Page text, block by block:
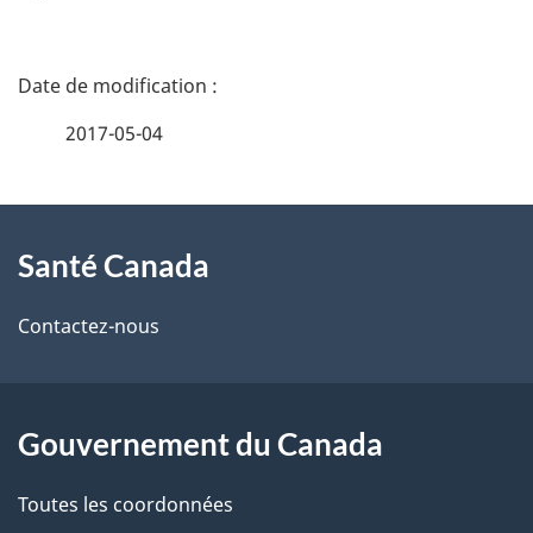
D
i
l
d
e
2017-05-04
propos
de
site
Santé Canada
Contactez-nous
Gouvernement du Canada
Toutes les coordonnées